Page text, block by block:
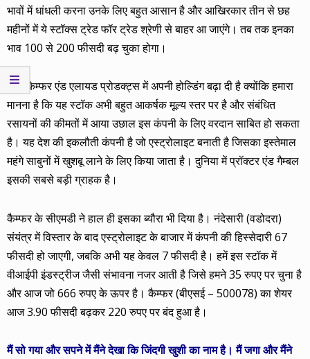
भावों में धांधली करना उनके लिए बहुत आसान है और आखिरकार तीन से छह
महीनों में ये स्टॉक्स ट्रेड फॉर ट्रेड श्रेणी से बाहर आ जाएंगे। तब तक इनका
भाव 100 से 200 फीसदी बढ़ चुका होगा।
हमने कैम्फर एंड एलायड प्रोडक्ट्स में अपनी होल्डिंग बढ़ा दी है क्योंकि हमारा
मानना है कि यह स्टॉक अभी बहुत आकर्षक मूल्य स्तर पर है और संबंधित
रसायनों की कीमतों में आया उछाल इस कंपनी के लिए वरदान साबित हो सकता
है। यह देश की इकलौती कंपनी है जो एस्ट्रोलाइट बनाती है जिसका इस्तेमाल
महंगे साबुनों में खुशबू लाने के लिए किया जाता है। दुनिया में प्रॉक्टर एंड गैम्बल
इसकी सबसे बड़ी ग्राहक है।
कैम्फर के सीएमडी ने हाल ही इसका ब्यौरा भी दिया है। नंदेसारी (वडोदरा)
संयंत्र में विस्तार के बाद एस्ट्रोलाइट के बाजार में कंपनी की हिस्सेदारी 67
फीसदी हो जाएगी, जबकि अभी यह केवल 7 फीसदी है। हमें इस स्टॉक में
वीआईपी इंडस्ट्रीज जैसी संभावना नजर आती है जिसे हमने 35 रुपए पर चुना है
और आज जो 666 रुपए के ऊपर है। कैम्फर (बीएसई – 500078) का शेयर
आज 3.90 फीसदी बढ़कर 220 रुपए पर बंद हुआ है।
मैं सो गया और सपने में मैंने देखा कि जिंदगी खुशी का नाम है। मैं जगा और मैंने